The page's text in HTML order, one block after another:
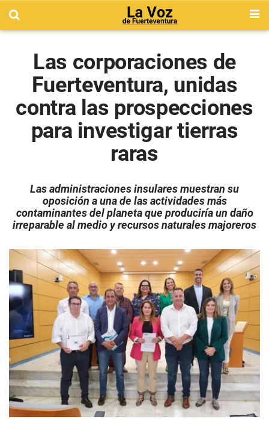
Las corporaciones de
Fuerteventura, unidas
contra las prospecciones
para investigar tierras
raras
Las administraciones insulares muestran su
oposición a una de las actividades más
contaminantes del planeta que produciría un daño
irreparable al medio y recursos naturales majoreros